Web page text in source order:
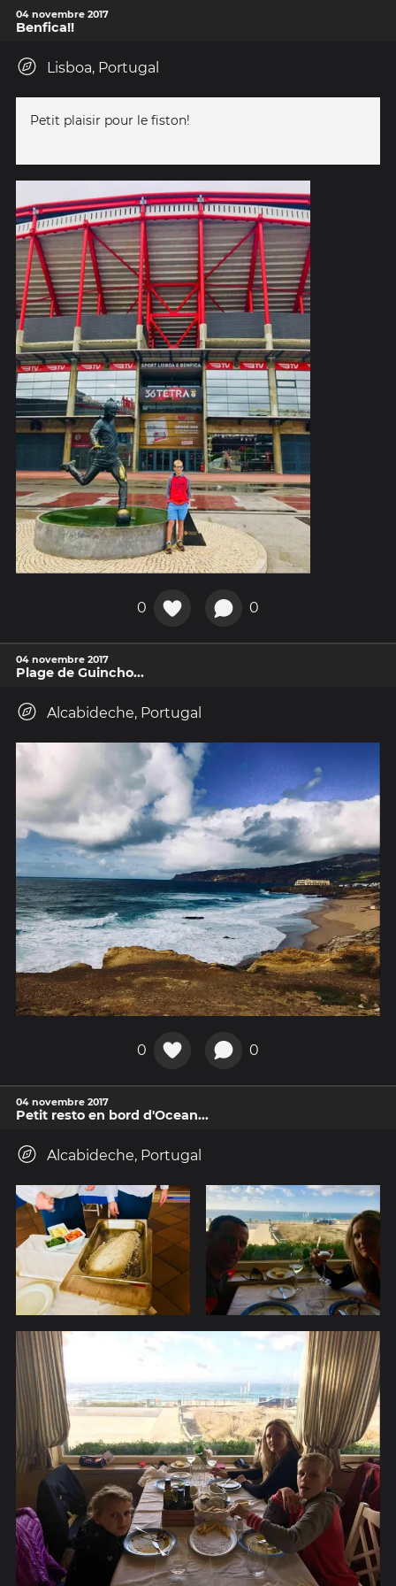
04 novembre 2017
Benfica!!
Lisboa, Portugal
Petit plaisir pour le fiston!
0 0
04 novembre 2017
Plage de Guincho...
Alcabideche, Portugal
0 0
04 novembre 2017
Petit resto en bord d'Ocean...
Alcabideche, Portugal